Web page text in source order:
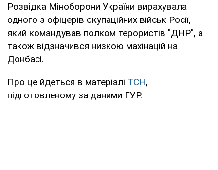
Розвідка Міноборони України вирахувала
одного з офіцерів окупаційних військ Росії,
який командував полком терористів "ДНР", а
також відзначився низкою махінацій на
Донбасі.
Про це йдеться в матеріалі ТСН,
підготовленому за даними ГУР.